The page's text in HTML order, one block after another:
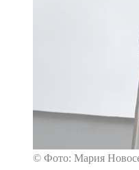
© Фото: Мария